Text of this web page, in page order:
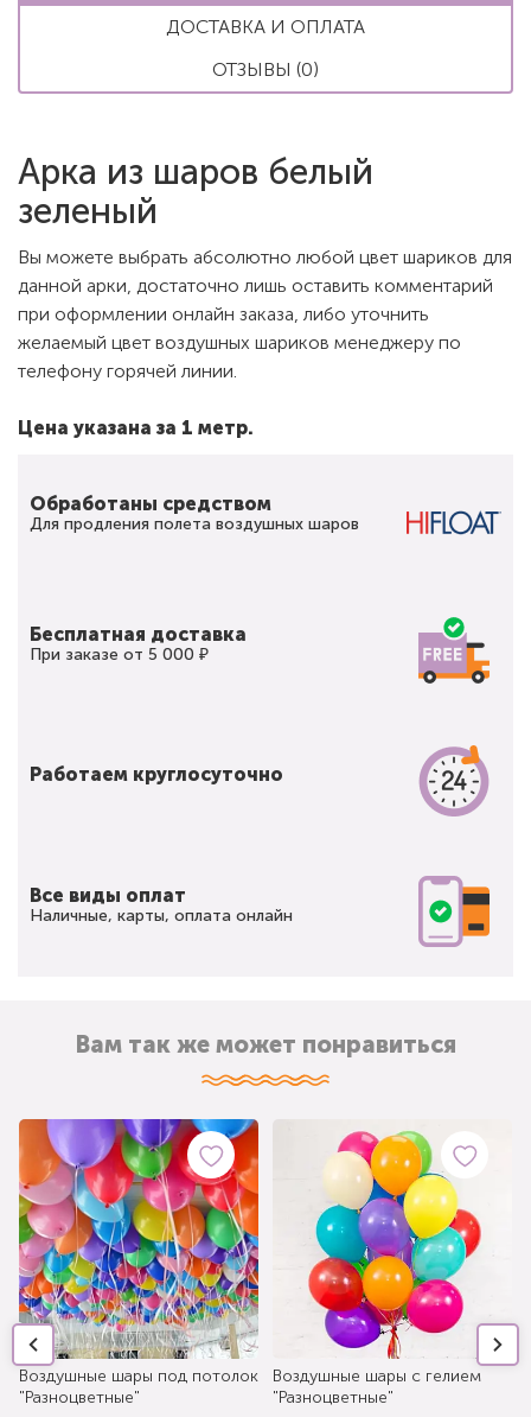
ДОСТАВКА И ОПЛАТА
ОТЗЫВЫ (0)
Арка из шаров белый
зеленый
Вы можете выбрать абсолютно любой цвет шариков для
данной арки, достаточно лишь оставить комментарий
при оформлении онлайн заказа, либо уточнить
желаемый цвет воздушных шариков менеджеру по
телефону горячей линии.
Цена указана за 1 метр.
Обработаны средством
Для продления полета воздушных шаров
Бесплатная доставка
При заказе от 5 000 ₽
Работаем круглосуточно
Все виды оплат
Наличные, карты, оплата онлайн
Вам так же может понравиться
Воздушные шары под потолок
"Разноцветные"
Воздушные шары с гелием
"Разноцветные"